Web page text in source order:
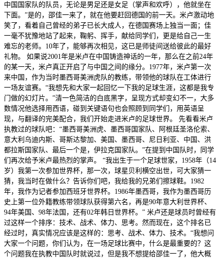
中国国家队的队员，无论是男足还是女足（掌声和欢呼），他就坐在
下面。”是的，邵佳一来了，就在他要赶回德国的前一天。米卢激动地
笑了，看着自己曾经的弟子已长大成人，在德国赛场上独当一面；佳
一毫不犹豫地站了起来，鞠躬、挥手，献给同学们，更是给自己一生
难忘的老师。10年了，能够再次相见，这已是师徒间送给彼此的最好
礼物。 如果说2001年是米卢在中国铸造神话的一年，那么在之前24年
的某一天，米卢真正开启了与中国之间的缘分。1977年，米卢第一次
来中国，作为当时墨西哥美洲虎队的教练，带领他的球队在工体进行
一场友谊赛。“我想先和大家一起回忆一下我的足球生涯，这都是我专
门做的幻灯片。”清一色简洁的白底黑字，呈现方式却变幻不一，大多
数情况他选择用西语，碰到关键语句也会照顾到同学们，用英语呈
现，与翻译的完美配合，我们开始走进米卢的足球世界。 先看看米卢
执教过的球队吧：“墨西哥美洲虎、墨西哥国家队、阿根廷圣洛伦索、
意大利乌迪内斯、哥斯达黎加、美国、墨西哥、尼日利亚、中国、洪
都拉斯国家队、最后一个是，伊拉克国家队。”在提到中国队时，同学
们再次给予米卢最热烈的掌声。 “我出生于一个足球世家，1958年（14
岁）我第一次参加世界杯，那一次，球星贝利横空出世，可大家猜一
猜，我当时在做什么？告诉你们吧，我给我的兄弟们擦球鞋。1982
年，我作为记者参加西班牙世界杯。1986年墨西哥，我作为墨西哥历
史上第一位外籍教练带领球队获得第六名，再是90年意大利世界杯、
94年美国、98年法国，还有02年韩日世界杯。” 米卢还是球员时曾经有
过这样一个排序：技术、战术、体力、思考。然而现在，这个排名已
经过时，真实情况应该是这样的：思考、战术、体力、技术。“我想问
大家一个问题，你们认为，在一场足球比赛中，什么是最重要的？这
个问题我在执教中国队时就说过，但是我不想提给邵佳一了，他大概